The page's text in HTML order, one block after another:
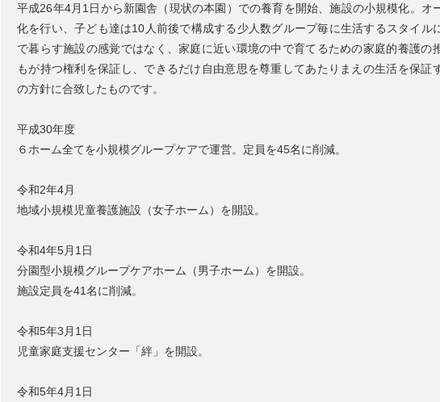
平成26年4月1日から新園舎（現状の本園）での養育を開始、施設の小規模化。オ
化を行い、子ども達は10人前後で構成する少人数グループ毎に生活するスタイル
で暮らす施設の感覚ではなく、家庭に近い環境の中で育てるための家庭的養護の
もが持つ権利を保証し、できるだけ自由意思を尊重してあたりまえの生活を保証
の方針に合致したものです。
平成30年度
６ホーム全てを小規模グループケアで運営。定員を45名に削減。
令和2年4月
地域小規模児童養護施設（女子ホーム）を開設。
令和4年5月1日
分園型小規模グループケアホーム（男子ホーム）を開設。
施設定員を41名に削減。
令和5年3月1日
児童家庭支援センター「絆」を開設。
令和5年4月1日